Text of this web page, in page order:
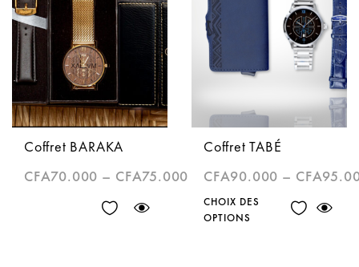
Coffret BARAKA
CFA70.000 – CFA75.000
Coffret TABÉ
CFA90.000 – CFA
CHOIX DES
OPTIONS